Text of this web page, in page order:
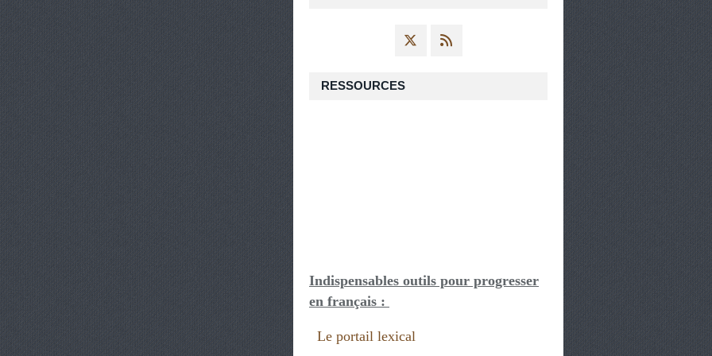
RESSOURCES
Indispensables outils pour progresser
en français :
Le portail lexical